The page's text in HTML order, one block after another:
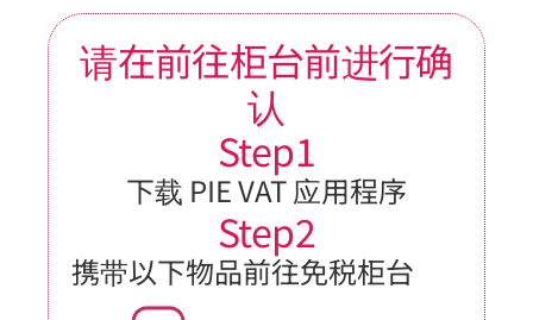
请在前往柜台前进行确
认
Step1
下载 PIE VAT 应用程序
Step2
携带以下物品前往免税柜台